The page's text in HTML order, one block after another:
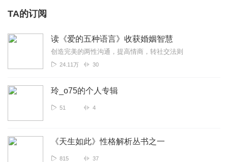
TA的订阅
读《爱的五种语言》收获婚姻智慧
创造完美的两性沟通，提高情商，转社交法则
24.11万 30
玲_o75的个人专辑
51 4
《天生如此》性格解析丛书之一
815 37